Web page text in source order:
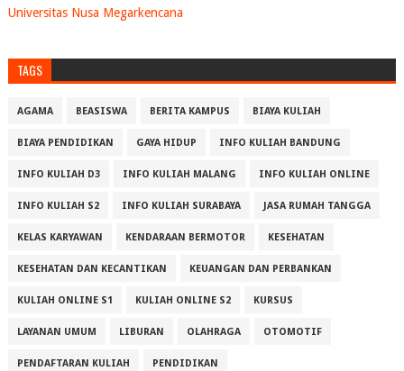
Universitas Nusa Megarkencana
TAGS
AGAMA BEASISWA BERITA KAMPUS BIAYA KULIAH
BIAYA PENDIDIKAN GAYA HIDUP INFO KULIAH BANDUNG
INFO KULIAH D3 INFO KULIAH MALANG INFO KULIAH ONLINE
INFO KULIAH S2 INFO KULIAH SURABAYA JASA RUMAH TANGGA
KELAS KARYAWAN KENDARAAN BERMOTOR KESEHATAN
KESEHATAN DAN KECANTIKAN KEUANGAN DAN PERBANKAN
KULIAH ONLINE S1 KULIAH ONLINE S2 KURSUS
LAYANAN UMUM LIBURAN OLAHRAGA OTOMOTIF
PENDAFTARAN KULIAH PENDIDIKAN